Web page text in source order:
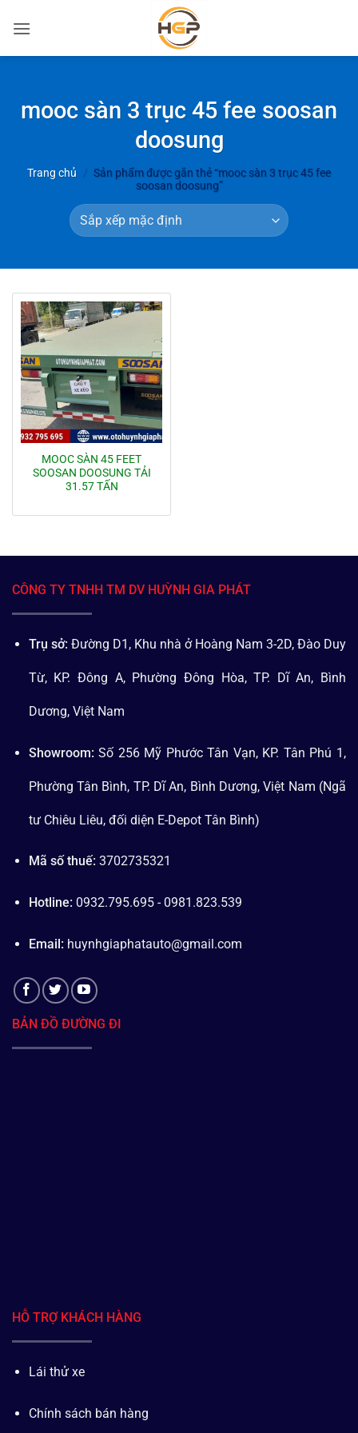
qua
mooc sàn 3 trục 45 fee soosan
doosung
Trang chủ / Sản phẩm được gắn thẻ “mooc sàn 3 trục 45 fee
soosan doosung”
MOOC SÀN 45 FEET
SOOSAN DOOSUNG TẢI
31.57 TẤN
CÔNG TY TNHH TM DV HUỲNH GIA PHÁT
Trụ sở: Đường D1, Khu nhà ở Hoàng Nam 3-2D, Đào Duy
Từ, KP. Đông A, Phường Đông Hòa, TP. Dĩ An, Bình
Dương, Việt Nam
Showroom: Số 256 Mỹ Phước Tân Vạn, KP. Tân Phú 1,
Phường Tân Bình, TP. Dĩ An, Bình Dương, Việt Nam (Ngã
tư Chiêu Liêu, đối diện E-Depot Tân Bình)
Mã số thuế: 3702735321
Hotline: 0932.795.695 - 0981.823.539
Email: huynhgiaphatauto@gmail.com
BẢN ĐỒ ĐƯỜNG ĐI
HỖ TRỢ KHÁCH HÀNG
Lái thử xe
Chính sách bán hàng